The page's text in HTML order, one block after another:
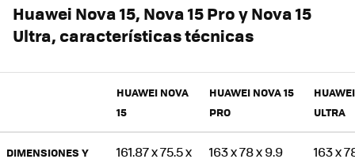
Huawei Nova 15, Nova 15 Pro y Nova 15
Ultra, características técnicas
HUAWEI NOVA
15
HUAWEI NOVA 15
PRO
ULTRA
DIMENSIONES Y
161.87 x 75.5 x
163 x 78 x 9.9
163 x